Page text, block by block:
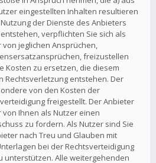
eingestellten Inhalten resultieren
der Dienste des Anbieters
verpflichten Sie sich als
jeglichen Ansprüchen,
freizustellen
Kosten zu ersetzen, die diesem
Rechtsverletzung entstehen. Der
von den Kosten der
freigestellt. Der Anbieter
Ihnen als Nutzer einen
zu fordern. Als Nutzer sind Sie
nach Treu und Glauben mit
bei der Rechtsverteidigung
unterstützen. Alle weitergehenden